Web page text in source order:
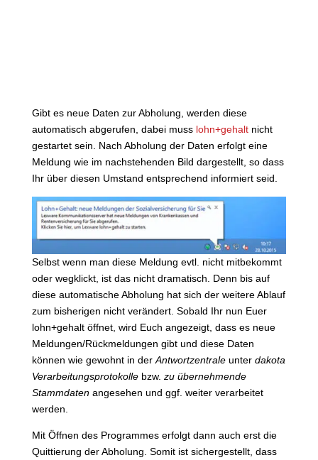
Gibt es neue Daten zur Abholung, werden diese
automatisch abgerufen, dabei muss lohn+gehaltnicht
gestartet sein. Nach Abholung der Daten erfolgt eine
Meldung wie im nachstehenden Bild dargestellt, so dass
Ihr über diesen Umstand entsprechend informiert seid.
Selbst wenn man diese Meldung evtl. nicht mitbekommt
oder wegklickt, ist das nicht dramatisch. Denn bis auf
diese automatische Abholung hat sich der weitere Ablauf
zum bisherigen nicht verändert. Sobald Ihr nun Euer
lohn+gehalt öffnet, wird Euch angezeigt, dass es neue
Meldungen/Rückmeldungen gibt und diese Daten
können wie gewohnt in der Antwortzentraleunter dakota
Verarbeitungsprotokollebzw. zu übernehmende
Stammdatenangesehen und ggf. weiter verarbeitet
werden.
Mit Öffnen des Programmes erfolgt dann auch erst die
Quittierung der Abholung. Somit ist sichergestellt, dass